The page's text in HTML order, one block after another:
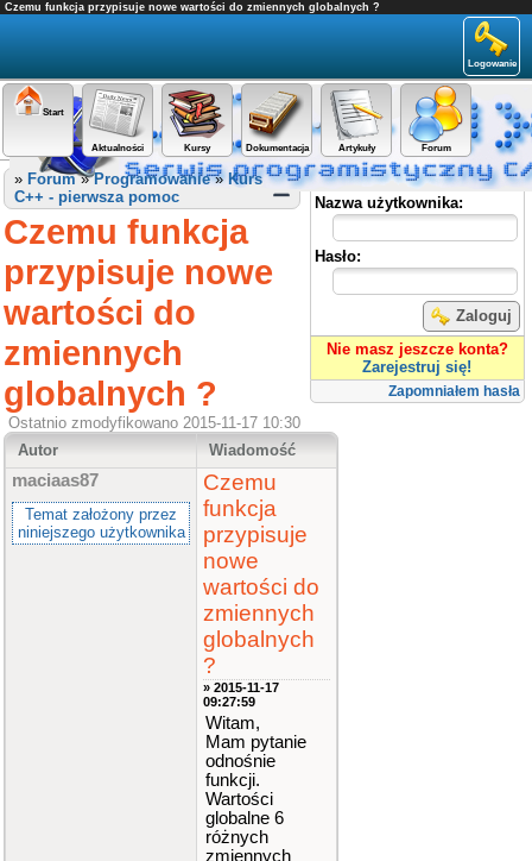
Czemu funkcja przypisuje nowe wartości do zmiennych globalnych ?
Logowanie
Start
Aktualności Kursy Dokumentacja Artykuły Forum
Panel użytkownika
Nazwa użytkownika:
Hasło:
Zaloguj
Nie masz jeszcze konta?
Zarejestruj się!
Zapomniałem hasła
» Forum»Programowanie» Kurs
C++ - pierwsza pomoc
Czemu funkcja
przypisuje nowe
wartości do
zmiennych
globalnych ?
Ostatnio zmodyfikowano 2015-11-17 10:30
Autor
Wiadomość
maciaas87
Temat założony przez
niniejszego użytkownika
Czemu
funkcja
przypisuje
nowe
wartości do
zmiennych
globalnych
?
» 2015-11-17
09:27:59
Witam,
Mam pytanie
odnośnie
funkcji.
Wartości
globalne 6
różnych
zmiennych